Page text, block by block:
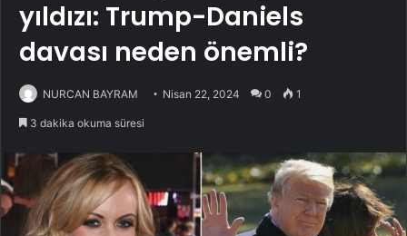
yıldızı: Trump-Daniels
davası neden önemli?
NURCAN BAYRAM Nisan 22, 2024 0 1
3 dakika okuma süresi